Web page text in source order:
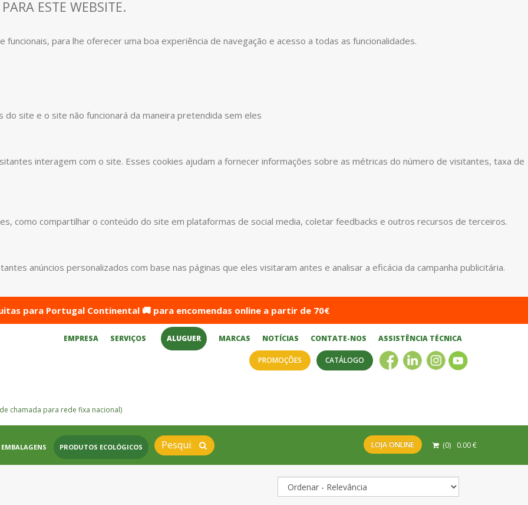
ESTE WEBSITE.
para lhe oferecer uma boa experiência de navegação e acesso a todas as funcionalidades.
do site e o site não funcionará da maneira pretendida sem eles
interagem com o site. Esses cookies ajudam a fornecer informações sobre as métricas do número de visitantes, taxa de
como compartilhar o conteúdo do site em plataformas de social media, coletar feedbacks e outros recursos de terceiros.
anúncios personalizados com base nas páginas que eles visitaram antes e analisar a eficácia da campanha publicitária.
para Portugal Continental 🚚 para encomendas online a partir de 70€
EMPRESA SERVIÇOS ALUGUER MARCAS NOTÍCIAS CONTATE-NOS ASSISTÊNCIA TÉCNICA
CATÁLOGO
PROMOÇÕES
chamada para rede fixa nacional)
EMBALAGENS PRODUTOS ECOLÓGICOS LOJA ONLINE (0) 0.00€